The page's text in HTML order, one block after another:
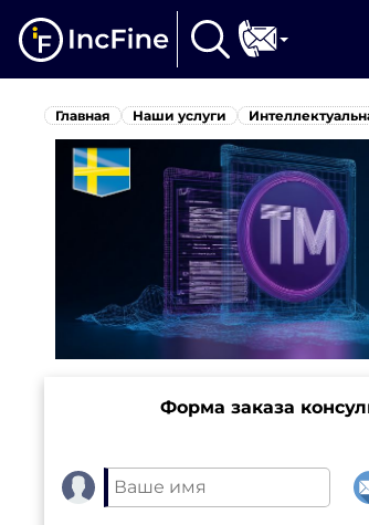
Главная Наши услуги
Форма заказа